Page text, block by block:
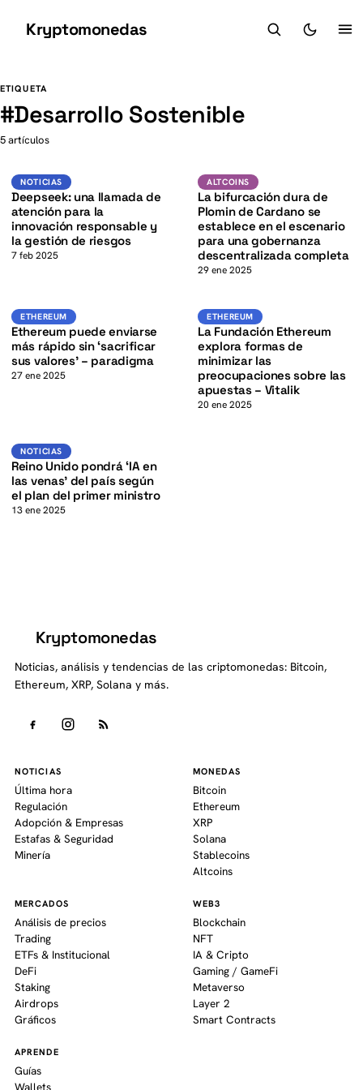
Kryptomonedas
ETIQUETA
#Desarrollo Sostenible
5 artículos
Noticias
K
NOTICIAS
Deepseek: una llamada de
atención para la
innovación responsable y
la gestión de riesgos
7 feb 2025
ALTCOINS ADA
ALTCOINS
La bifurcación dura de
Plomin de Cardano se
establece en el escenario
para una gobernanza
descentralizada completa
29 ene 2025
ETHEREUMETH
K
ETHEREUM
Ethereum puede enviarse
más rápido sin ‘sacrificar
sus valores’ – paradigma
27 ene 2025
ETHEREUMETH
ETHEREUM
La Fundación Ethereum
explora formas de
minimizar las
preocupaciones sobre las
apuestas – Vitalik
20 ene 2025
Noticias
K
NOTICIAS
Reino Unido pondrá ‘IA en
las venas’ del país según
el plan del primer ministro
13 ene 2025
Kryptomonedas
Noticias, análisis y tendencias de las criptomonedas: Bitcoin,
Ethereum, XRP, Solana y más.
NOTICIAS
Última hora
Regulación
Adopción & Empresas
Estafas & Seguridad
Minería
MONEDAS
Bitcoin
Ethereum
XRP
Solana
Stablecoins
Altcoins
MERCADOS
Análisis de precios
Trading
ETFs & Institucional
DeFi
Staking
Airdrops
Gráficos
WEB3
Blockchain
NFT
IA & Cripto
Gaming / GameFi
Metaverso
Layer 2
Smart Contracts
APRENDE
Guías
Wallets